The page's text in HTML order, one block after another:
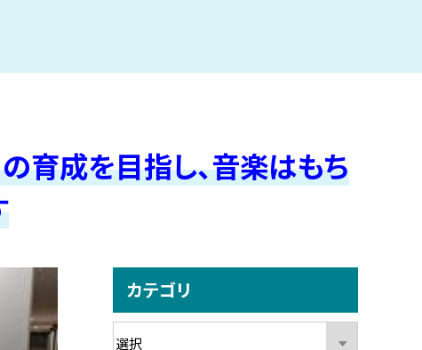
育成を目指し、音楽はもち
カテゴリ